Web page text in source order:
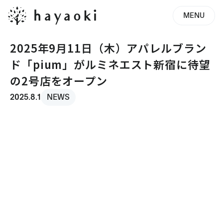
MENU
2025年9月11日（木）アパレルブラン
ド「pium」がルミネエスト新宿に待望
の2号店をオープン
2025.8.1 NEWS